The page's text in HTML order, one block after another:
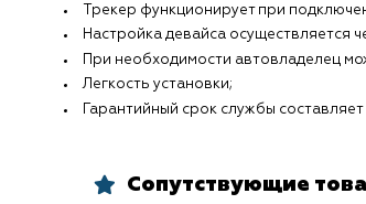
Трекер функционирует при
Настройка девайса осуществляется
При необходимости автовладелец
Легкость установки;
Гарантийный срок службы
Сопутствующие